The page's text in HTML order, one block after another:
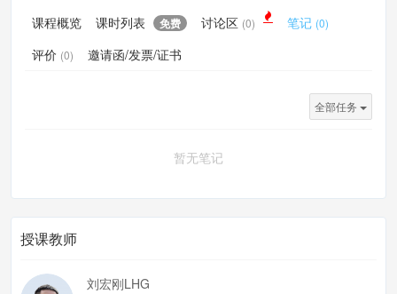
课程概览 课时列表 免费 讨论区 (0) 笔记 (0)
评价 (0) 邀请函/发票/证书
全部任务
暂无笔记
授课教师
刘宏刚LHG